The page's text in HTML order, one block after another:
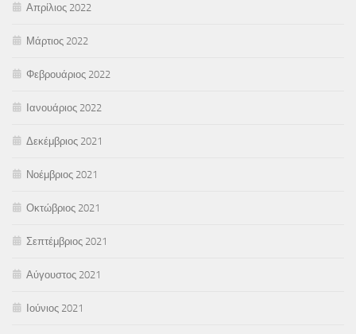
Απρίλιος 2022
Μάρτιος 2022
Φεβρουάριος 2022
Ιανουάριος 2022
Δεκέμβριος 2021
Νοέμβριος 2021
Οκτώβριος 2021
Σεπτέμβριος 2021
Αύγουστος 2021
Ιούνιος 2021